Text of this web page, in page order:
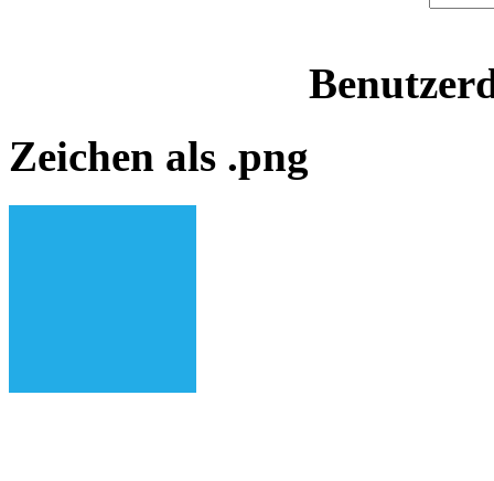
Zeichen als .png